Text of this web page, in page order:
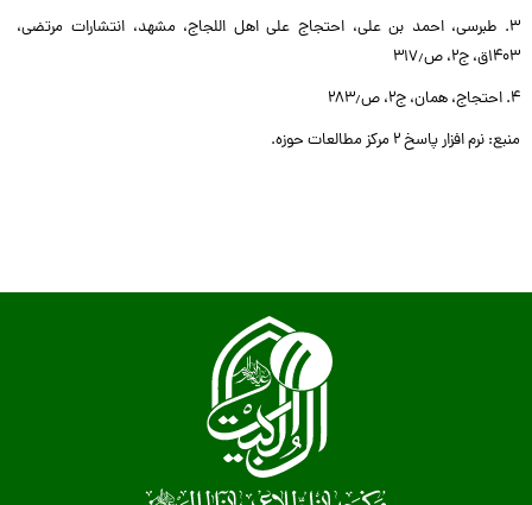
3. طبرسی، احمد بن علی، احتجاج علی اهل اللجاج، مشهد، انتشارات مرتضی،
۱۴۰۳ق، ج۲، ص۳۱۷٫
4. احتجاج، همان، ج۲، ص۲۸۳٫
منبع: نرم افزار پاسخ ۲ مرکز مطالعات حوزه.